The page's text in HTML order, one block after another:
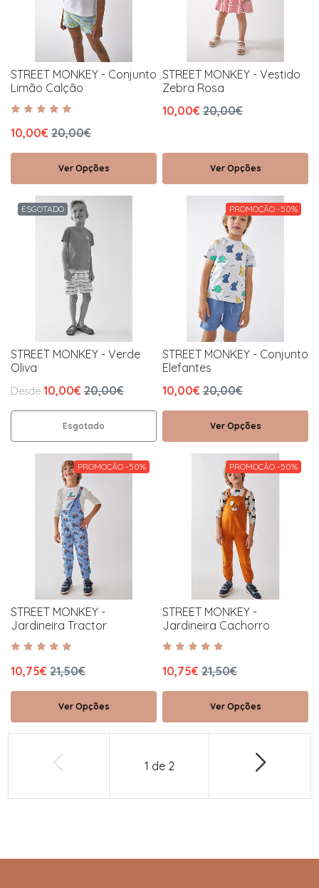
STREET MONKEY - Conjunto
Limão Calção
10,00€ 20,00€
Ver Opções
STREET MONKEY - Vestido
Zebra Rosa
10,00€ 20,00€
Ver Opções
ESGOTADO
STREET MONKEY - Verde
Oliva
Desde 10,00€ 20,00€
Esgotado
PROMOÇÃO -50%
STREET MONKEY - Conjunto
Elefantes
10,00€ 20,00€
Ver Opções
PROMOÇÃO -50%
STREET MONKEY -
Jardineira Tractor
10,75€ 21,50€
Ver Opções
PROMOÇÃO -50%
STREET MONKEY -
Jardineira Cachorro
10,75€ 21,50€
Ver Opções
1 de 2